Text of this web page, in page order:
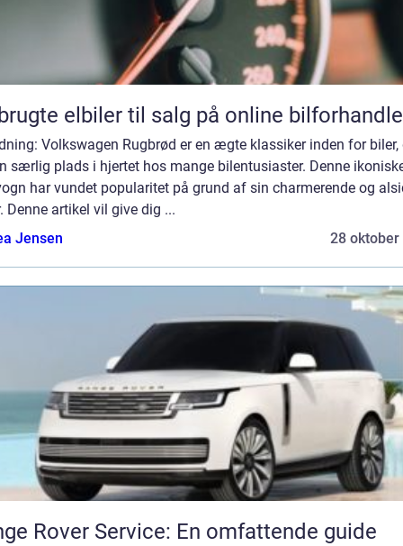
elbiler til salg på online
Volkswagen Rugbrød er en ægte klassiker inden for biler,
særlig plads i hjertet hos mange bilentusiaster. Denne
har vundet popularitet på grund af sin charmerende og
Denne artikel vil give dig ...
Jensen
28 oktober
Rover Service: En omfattende guide